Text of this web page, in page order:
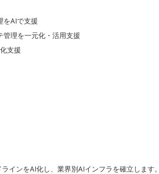
をAIで支援
理を一元化・活用支援
支援
インをAI化し、業界別AIインフラを確立しま